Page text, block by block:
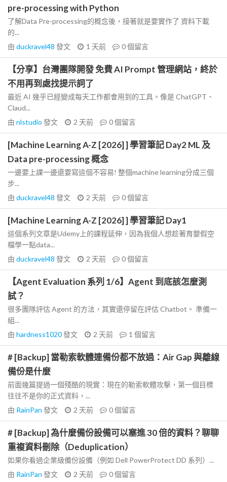
pre-processing with Python
了解Data Pre-processing的概念後，接著就是要實作了 資料下載
的...
由 duckravel48 發文 1 天前 0個留言
【分享】台灣團隊開發 免費 AI Prompt 管理網站，終於
不用再到處找提示詞了
最近 AI 幾乎已經變成每天工作都會用到的工具。像是 ChatGPT、
Claud...
由 nlstudio 發文 2 天前 0個留言
[Machine Learning A-Z [2026] ] 學習筆記 Day2 ML 及
Data pre-processing 概念
一邊要上課一邊還要寫這個不容易! 整個machine learning分成三個
步...
由 duckravel48 發文 2 天前 0個留言
[Machine Learning A-Z [2026] ] 學習筆記 Day1
這個系列文章是Udemy上的課程延伸，因為我個人想趁著育嬰假空
檔學一點data...
由 duckravel48 發文 2 天前 0個留言
【Agent Evaluation 系列 1/6】Agent 到底該怎麼測
試？
很多團隊評估 Agent 的方法，其實還停留在評估 Chatbot。 準備一
組...
由 hardness1020發文 2 天前 1 個留言
# [Backup] 當勒索軟體連備份都不放過：Air Gap 與離線
備份是什麼
前面幾篇提過一個殘酷的現實：現在的勒索軟體攻擊，第一個目標
往往不是你的正式資料，...
由 RainPan 發文 2 天前 0個留言
# [Backup] 為什麼備份設備可以塞進 30 倍的資料？聊聊
重複資料刪除（Deduplication）
如果你看過企業級備份設備（例如 Dell PowerProtect DD 系列）...
由 RainPan 發文 2 天前 0個留言